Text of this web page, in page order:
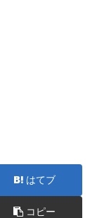
はてブ
コピー